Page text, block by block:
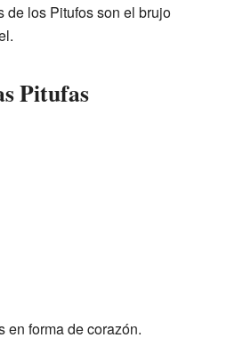
de los Pitufos son el brujo
Pitufas
en forma de corazón.